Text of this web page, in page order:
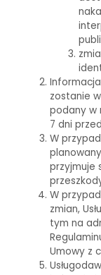
zostanie
podany w
7 dni
W
przyjmuje
W
zmian,
tym na
Umowy z